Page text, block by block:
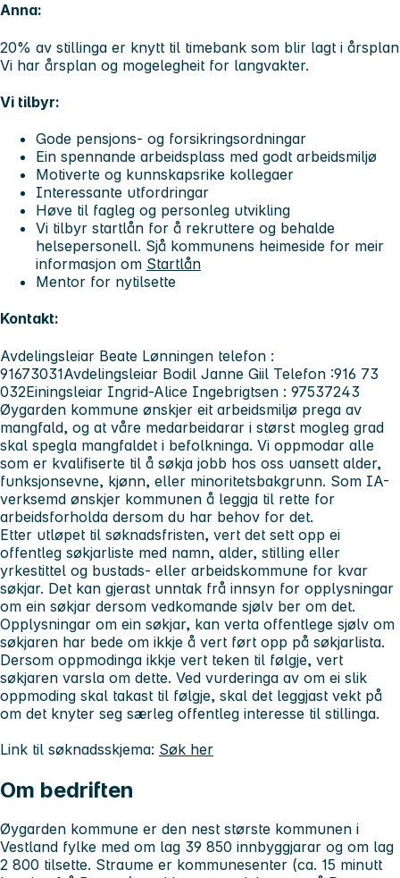
Anna:
20% av stillinga er knytt til timebank som blir lagt i årsplan
Vi har årsplan og mogelegheit for langvakter.
Vi tilbyr:
Gode pensjons- og forsikringsordningar
Ein spennande arbeidsplass med godt arbeidsmiljø
Motiverte og kunnskapsrike kollegaer
Interessante utfordringar
Høve til fagleg og personleg utvikling
Vi tilbyr startlån for å rekruttere og behalde
helsepersonell. Sjå kommunens heimeside for meir
informasjon om Startlån
Mentor for nytilsette
Kontakt:
Avdelingsleiar Beate Lønningen telefon :
91673031Avdelingsleiar Bodil Janne Giil Telefon :916 73
032Einingsleiar Ingrid-Alice Ingebrigtsen : 97537243
Øygarden kommune ønskjer eit arbeidsmiljø prega av
mangfald, og at våre medarbeidarar i størst mogleg grad
skal spegla mangfaldet i befolkninga. Vi oppmodar alle
som er kvalifiserte til å søkja jobb hos oss uansett alder,
funksjonsevne, kjønn, eller minoritetsbakgrunn. Som IA-
verksemd ønskjer kommunen å leggja til rette for
arbeidsforholda dersom du har behov for det.
Etter utløpet til søknadsfristen, vert det sett opp ei
offentleg søkjarliste med namn, alder, stilling eller
yrkestittel og bustads- eller arbeidskommune for kvar
søkjar. Det kan gjerast unntak frå innsyn for opplysningar
om ein søkjar dersom vedkomande sjølv ber om det.
Opplysningar om ein søkjar, kan verta offentlege sjølv om
søkjaren har bede om ikkje å vert ført opp på søkjarlista.
Dersom oppmodinga ikkje vert teken til følgje, vert
søkjaren varsla om dette. Ved vurderinga av om ei slik
oppmoding skal takast til følgje, skal det leggjast vekt på
om det knyter seg særleg offentleg interesse til stillinga.
Link til søknadsskjema: Søk her
Om bedriften
Øygarden kommune er den nest største kommunen i
Vestland fylke med om lag 39 850 innbyggjarar og om lag
2 800 tilsette. Straume er kommunesenter (ca. 15 minutt